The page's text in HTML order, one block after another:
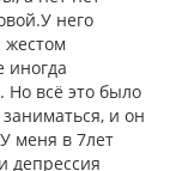
него
жестом
иногда
Но всё это было
и он
меня в 7лет
депрессия